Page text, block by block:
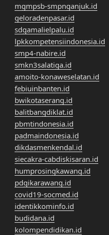
mgmpsb-smpnganjuk.id
geloradenpasar.id
sdgamalielpalu.id
lpkkompetensiindonesia.id
smp4-nabire.id
smkn3salatiga.id
amoito-konaweselatan.id
febiuinbanten.id
bwikotaserang.id
balitbangdiklat.id
pbmtindonesia.id
padmaindonesia.id
dikdasmenkendal.id
siecakra-cabdiskisaran.id
humprosingkawang.id
pdgikarawang.id
covid19-socmed.id
identikkominfo.id
budidana.id
kolompendidikan.id